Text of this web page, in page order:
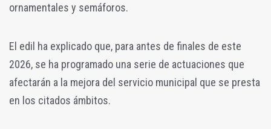
ornamentales y semáforos.
El edil ha explicado que, para antes de finales de este
2026, se ha programado una serie de actuaciones que
afectarán a la mejora del servicio municipal que se presta
en los citados ámbitos.